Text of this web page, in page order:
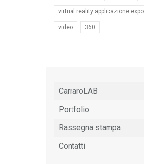
virtual reality applicazione expo
video 360
CarraroLAB
Portfolio
Rassegna stampa
Contatti